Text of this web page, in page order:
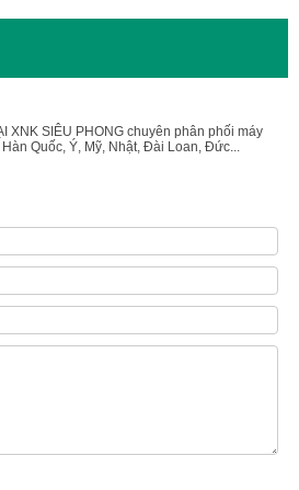
XNK SIÊU PHONG chuyên phân phối máy
Quốc, Ý, Mỹ, Nhật, Đài Loan, Đức...